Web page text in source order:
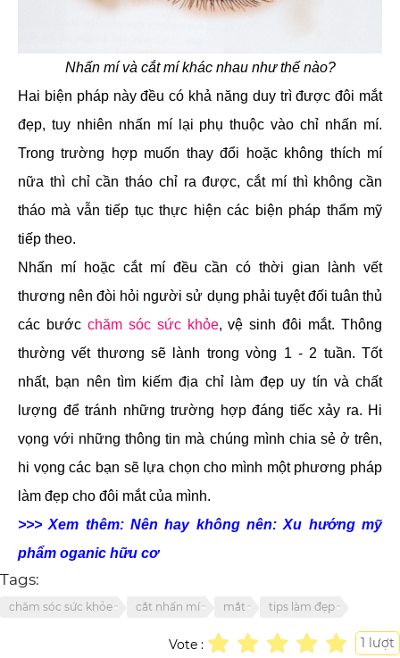
Nhấn mí và cắt mí khác nhau như thế nào?
Hai biện pháp này đều có khả năng duy trì được đôi mắt
đẹp, tuy nhiên nhấn mí lại phụ thuộc vào chỉ nhấn mí.
Trong trường hợp muốn thay đổi hoặc không thích mí
nữa thì chỉ cần tháo chỉ ra được, cắt mí thì không cần
tháo mà vẫn tiếp tục thực hiện các biện pháp thẩm mỹ
tiếp theo.
Nhấn mí hoặc cắt mí đều cần có thời gian lành vết
thương nên đòi hỏi người sử dụng phải tuyệt đối tuân thủ
các bước chăm sóc sức khỏe, vệ sinh đôi mắt. Thông
thường vết thương sẽ lành trong vòng 1 - 2 tuần. Tốt
nhất, bạn nên tìm kiếm địa chỉ làm đẹp uy tín và chất
lượng để tránh những trường hợp đáng tiếc xảy ra. Hi
vọng với những thông tin mà chúng mình chia sẻ ở trên,
hi vọng các bạn sẽ lựa chọn cho mình một phương pháp
làm đẹp cho đôi mắt của mình.
>>> Xem thêm: Nên hay không nên: Xu hướng mỹ
phẩm oganic hữu cơ
Tags:
chăm sóc sức khỏe cắt nhấn mí mắt tips làm đẹp
1 lượt
Vote :